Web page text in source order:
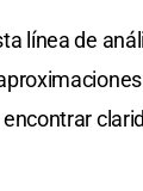
línea de